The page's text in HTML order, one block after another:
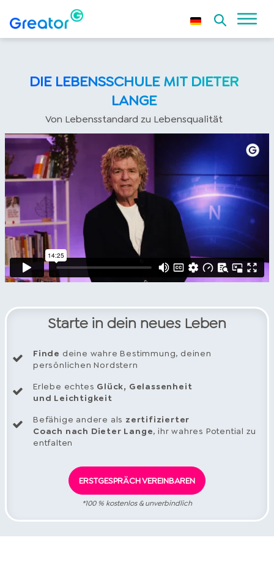
DIE LEBENSSCHULE MIT DIETER
LANGE
Von Lebensstandard zu Lebensqualität
Starte in dein neues Leben
Finde deine wahre Bestimmung, deinen
persönlichen Nordstern
Erlebe echtes Glück, Gelassenheit
und Leichtigkeit
Befähige andere als zertifizierter
Coach nach Dieter Lange, ihr wahres Potential zu
entfalten
ERSTGESPRÄCH VEREINBAREN
*100 % kostenlos & unverbindlich